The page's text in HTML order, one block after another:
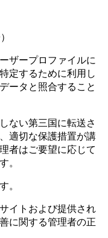
ザープロファイルに
定するために利用し
ータと照合すること
ない第三国に転送さ
適切な保護措置が講
者はご要望に応じて
。
。
イトおよび提供され
に関する管理者の正